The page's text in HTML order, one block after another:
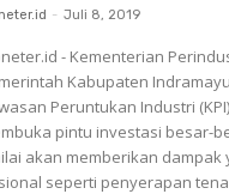
- Juli 8, 2019
- Kementerian
Kabupaten
Peruntukan Industri
pintu investasi besar-
akan memberikan
seperti penyerapan